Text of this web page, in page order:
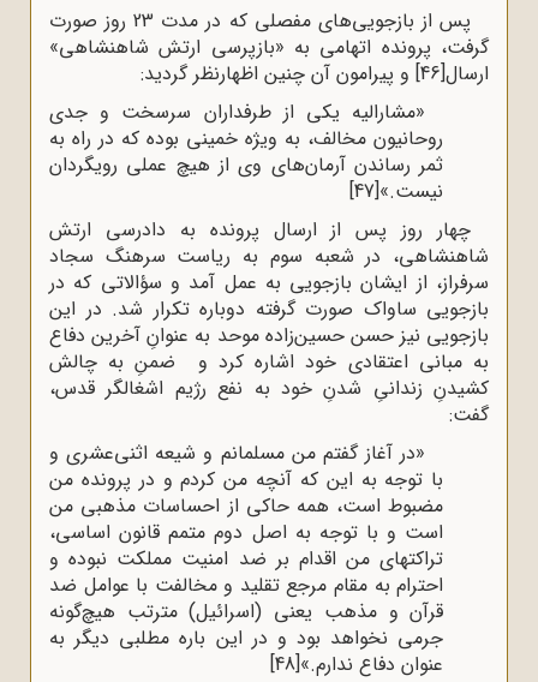
پس از بازجویی‌های مفصلی که در مدت 23 روز صورت
گرفت، پرونده اتهامی به «بازپرسی ارتش شاهنشاهی»
ارسال[46] و پیرامون آن چنین اظهارنظر گردید:
«مشارالیه یکی از طرفداران سرسخت و جدی
روحانیون مخالف، به ویژه خمینی بوده که در راه به
ثمر رساندن آرمان‌های وی از هیچ عملی رویگردان
نیست.»[47]
چهار روز پس از ارسال پرونده به دادرسی ارتش
شاهنشاهی، در شعبه سوم به ریاست سرهنگ سجاد
سرفراز، از ایشان بازجویی به عمل آمد و سؤالاتی که در
بازجویی ساواک صورت گرفته دوباره تکرار شد. در این
بازجویی نیز حسن حسین‌زاده موحد به عنوانِ آخرین دفاع
به مبانی اعتقادی خود اشاره کرد و ضمنِ به چالش
کشیدنِ زندانیِ شدنِ خود به نفع رژیم اشغالگر قدس،
گفت:
«در آغاز گفتم من مسلمانم و شیعه اثنی‌عشری و
با توجه به این که آنچه من کردم و در پرونده من
مضبوط است، همه حاکی از احساسات مذهبی من
است و با توجه به اصل دوم متمم قانون اساسی،
تراکتهای من اقدام بر ضد امنیت مملکت نبوده و
احترام به مقام مرجع تقلید و مخالفت با عوامل ضد
قرآن و مذهب یعنی (اسرائیل) مترتب هیچ‌گونه
جرمی نخواهد بود و در این باره مطلبی دیگر به
عنوان دفاع ندارم.»[48]